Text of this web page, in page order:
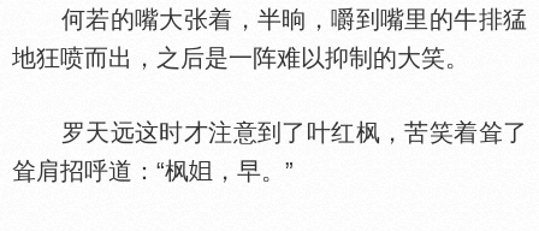
何若的嘴大张着，半晌，嚼到嘴里的牛排猛
地狂喷而出，之后是一阵难以抑制的大笑。
罗天远这时才注意到了叶红枫，苦笑着耸了
耸肩招呼道：“枫
，早。”